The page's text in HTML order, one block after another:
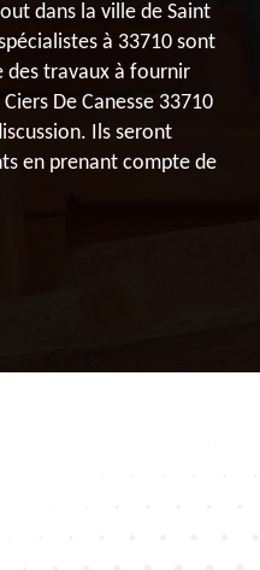
dans la ville de Saint
à 33710 sont
des travaux à fournir
De Canesse 33710
Ils seront
en prenant compte de